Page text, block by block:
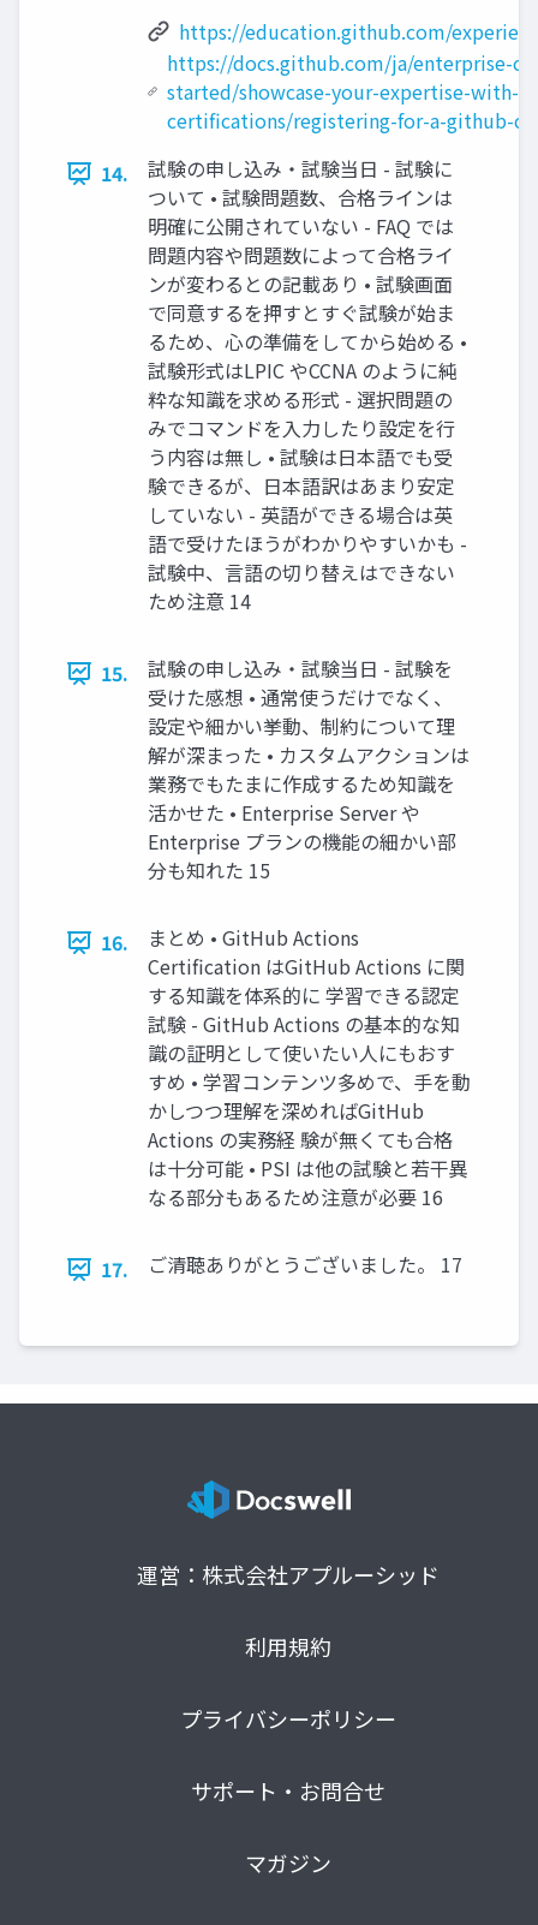
https://education.github.com/
https://docs.github.com/ja/enterprise-
started/showcase-your-expertise-with-
certifications/registering-for-a-github-
14.
試験の申し込み・試験当日 - 試験に
ついて • 試験問題数、合格ラインは
明確に公開されていない - FAQ では
問題内容や問題数によって合格ライ
ンが変わるとの記載あり • 試験画面
で同意するを押すとすぐ試験が始ま
るため、心の準備をしてから始める •
試験形式はLPIC やCCNA のように純
粋な知識を求める形式 - 選択問題の
みでコマンドを入力したり設定を行
う内容は無し • 試験は日本語でも受
験できるが、日本語訳はあまり安定
していない - 英語ができる場合は英
語で受けたほうがわかりやすいかも -
試験中、言語の切り替えはできない
ため注意 14
15.
試験の申し込み・試験当日 - 試験を
受けた感想 • 通常使うだけでなく、
設定や細かい挙動、制約について理
解が深まった • カスタムアクションは
業務でもたまに作成するため知識を
活かせた • Enterprise Server や
Enterprise プランの機能の細かい部
分も知れた 15
16.
まとめ • GitHub Actions
Certification はGitHub Actions に関
する知識を体系的に 学習できる認定
試験 - GitHub Actions の基本的な知
識の証明として使いたい人にもおす
すめ • 学習コンテンツ多めで、手を動
かしつつ理解を深めればGitHub
Actions の実務経 験が無くても合格
は十分可能 • PSI は他の試験と若干異
なる部分もあるため注意が必要 16
17. ご清聴ありがとうございました。 17
運営：株式会社アプルーシッド
利用規約
プライバシーポリシー
サポート・お問合せ
マガジン